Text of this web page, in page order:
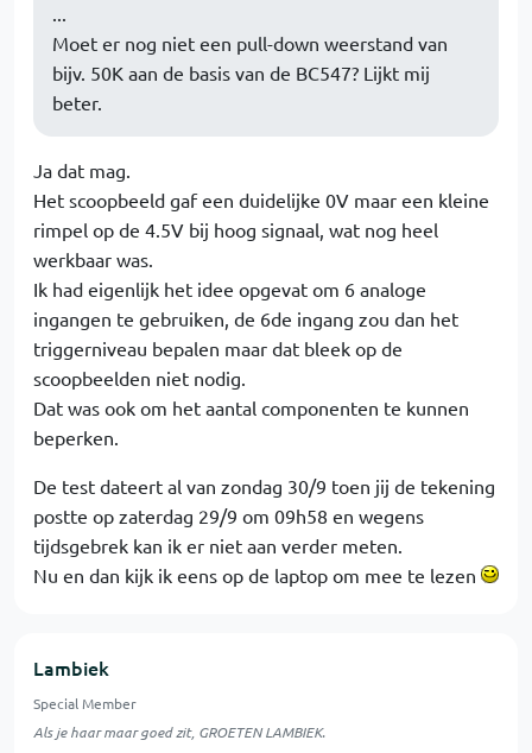
...
Moet er nog niet een pull-down weerstand van
bijv. 50K aan de basis van de BC547? Lijkt mij
beter.
Ja dat mag.
Het scoopbeeld gaf een duidelijke 0V maar een kleine
rimpel op de 4.5V bij hoog signaal, wat nog heel
werkbaar was.
Ik had eigenlijk het idee opgevat om 6 analoge
ingangen te gebruiken, de 6de ingang zou dan het
triggerniveau bepalen maar dat bleek op de
scoopbeelden niet nodig.
Dat was ook om het aantal componenten te kunnen
beperken.
De test dateert al van zondag 30/9 toen jij de tekening
postte op zaterdag 29/9 om 09h58 en wegens
tijdsgebrek kan ik er niet aan verder meten.
Nu en dan kijk ik eens op de laptop om mee te lezen
Lambiek
Special Member
Als je haar maar goed zit, GROETEN LAMBIEK.